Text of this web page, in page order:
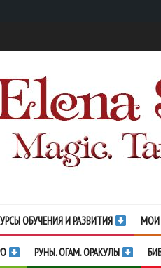
ОБУЧЕНИЯ И РАЗВИТИЯ МОИ
РУНЫ. ОГАМ. ОРАКУЛЫ